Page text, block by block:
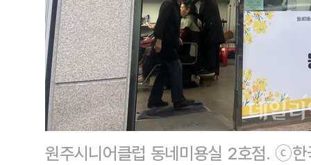
원주시니어클럽 동네미용실 2호점. ⓒ한